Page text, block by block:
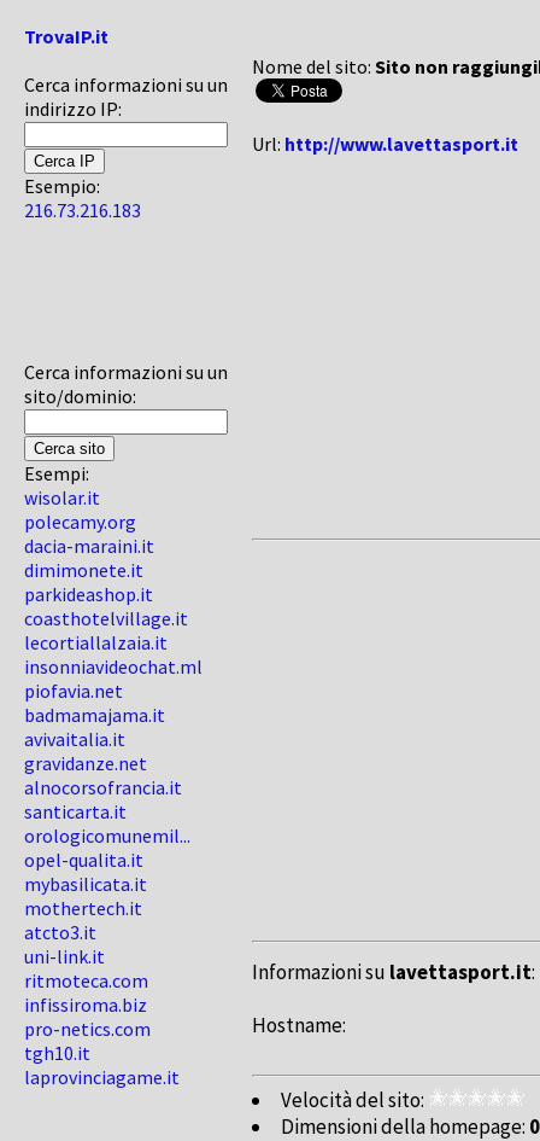
TrovaIP.it
Cerca informazioni su un
indirizzo IP:
Esempio:
216.73.216.183
Cerca informazioni su un
sito/dominio:
Esempi:
wisolar.it
polecamy.org
dacia-maraini.it
dimimonete.it
parkideashop.it
coasthotelvillage.it
lecortiallalzaia.it
insonniavideochat.ml
piofavia.net
badmamajama.it
avivaitalia.it
gravidanze.net
alnocorsofrancia.it
santicarta.it
orologicomunemil...
opel-qualita.it
mybasilicata.it
mothertech.it
atcto3.it
uni-link.it
ritmoteca.com
infissiroma.biz
pro-netics.com
tgh10.it
laprovinciagame.it
Nome del sito: Sito non
Url: http://www.lavettasport.it
Informazioni su lavettasport.it:
Hostname:
Velocità del sito:
Dimensioni della homepage: 0